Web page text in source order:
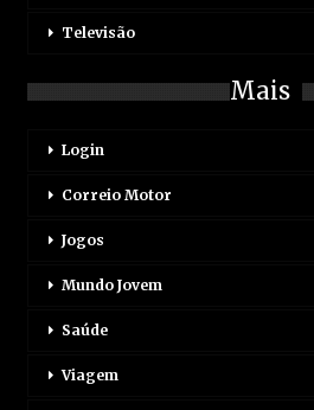
Televisão
Mais
Login
Correio Motor
Jogos
Mundo Jovem
Saúde
Viagem